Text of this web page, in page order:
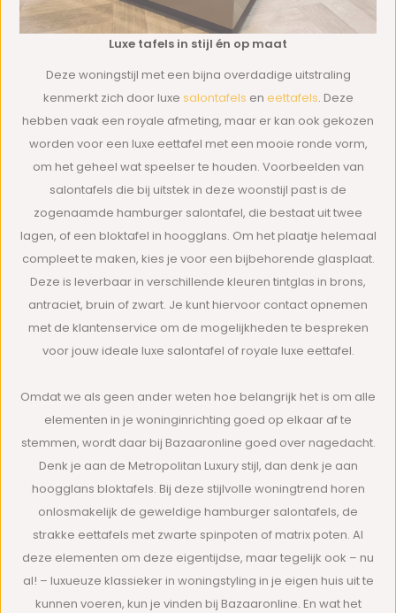
Luxe tafels in stijl én op maat
Deze woningstijl met een bijna overdadige uitstraling
kenmerkt zich door luxe salontafels en eettafels. Deze
hebben vaak een royale afmeting, maar er kan ook gekozen
worden voor een luxe eettafel met een mooie ronde vorm,
om het geheel wat speelser te houden. Voorbeelden van
salontafels die bij uitstek in deze woonstijl past is de
zogenaamde hamburger salontafel, die bestaat uit twee
lagen, of een bloktafel in hoogglans. Om het plaatje helemaal
compleet te maken, kies je voor een bijbehorende glasplaat.
Deze is leverbaar in verschillende kleuren tintglas in brons,
antraciet, bruin of zwart. Je kunt hiervoor contact opnemen
met de klantenservice om de mogelijkheden te bespreken
voor jouw ideale luxe salontafel of royale luxe eettafel.
Omdat we als geen ander weten hoe belangrijk het is om alle
elementen in je woninginrichting goed op elkaar af te
stemmen, wordt daar bij Bazaaronline goed over nagedacht.
Denk je aan de Metropolitan Luxury stijl, dan denk je aan
hoogglans bloktafels. Bij deze stijlvolle woningtrend horen
onlosmakelijk de geweldige hamburger salontafels, de
strakke eettafels met zwarte spinpoten of matrix poten. Al
deze elementen om deze eigentijdse, maar tegelijk ook – nu
al! – luxueuze klassieker in woningstyling in je eigen huis uit te
kunnen voeren, kun je vinden bij Bazaaronline. En wat het